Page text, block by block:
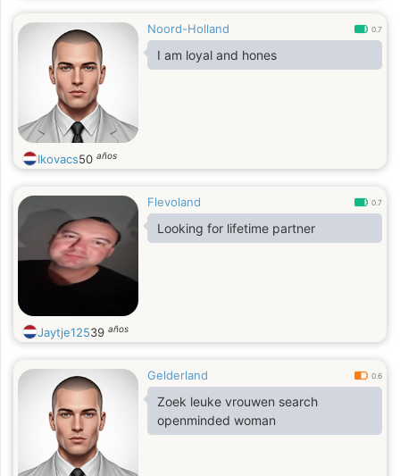
Noord-Holland 0.7
I am loyal and hones
Ikovacs50 años
Flevoland 0.7
Looking for lifetime partner
Jaytje12539 años
Gelderland 0.6
Zoek leuke vrouwen search
openminded woman